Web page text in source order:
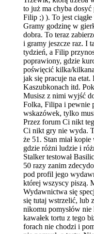
to już ma chyba
Filip ;) ). To jest
Gramy godzinę w
dobra. To teraz
i gramy jeszcze raz. I
tydzień, a Filip
poprawiony, gdzie
poświęcić kilka/
jak się pracuje na
Kaszubkonach itd.
Musisz z nimi wyjść
Folka, Filipa i pewnie
wskazówek, tylko
Przez forum Ci nikt
Ci nikt gry nie wyda.
że 51. Stan miał
gdzie różni ludzie i
Stalker testował
50 razy zanim
pod profil jego
której wszyscy piszą.
Wydawnictwa się
się tutaj wstrzelić, lub
nikomu pomysłów
kawałek tortu z tego
forach nie chodzi i